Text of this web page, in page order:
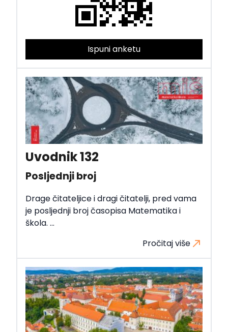
Ispuni anketu
Uvodnik 132
Posljednji broj
Drage čitateljice i dragi čitatelji, pred vama
je posljednji broj časopisa Matematika i
škola. ...
Pročitaj više